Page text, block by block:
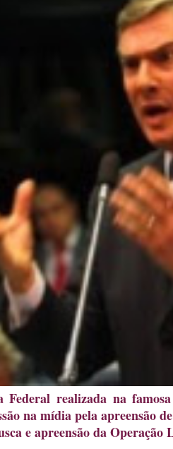
realizada na
na mídia pela apreensão
e apreensão da Operação